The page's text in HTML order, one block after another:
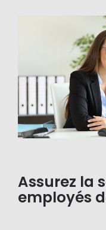
Assurez la
employés